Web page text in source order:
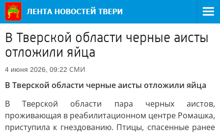
В Тверской области черные аисты
отложили яйца
4 июня 2026, 09:22 СМИ
В Тверской области черные аисты отложили яйца
В Тверской области пара черных аистов,
проживающая в реабилитационном центре Ромашка,
приступила к гнездованию. Птицы, спасенные ранее